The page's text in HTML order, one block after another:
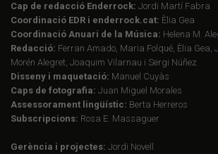
Cap de redacció Enderrock: Jordi Martí Fabra
Coordinació EDR i enderrock.cat: Èlia Gea
Coordinació Anuari de la Música: Helena M.
Redacció: Ferran Amado, Maria Folqué, Èlia Gea,
Morén Alegret, Joaquim Vilarnau i Sergi Núñez
Disseny i maquetació: Manuel Cuyàs
Caps de fotografia: Juan Miguel Morales
Assessorament lingüístic: Berta Herreros
Subscripcions: Rosa E. Massaguer
Gerència i projectes: Jordi Novell